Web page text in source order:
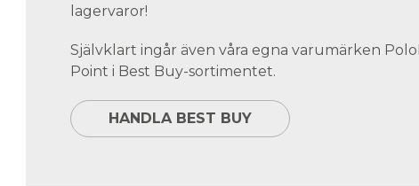
lagervaror!
Självklart ingår även våra egna varumärken
Point i Best Buy-sortimentet.
HANDLA BEST BUY